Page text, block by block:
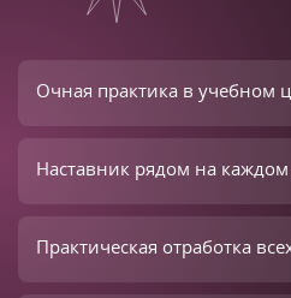
Очная практика в учебном
Наставник рядом на каждом
Практическая отработка